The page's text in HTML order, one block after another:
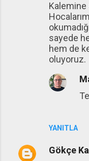
Kalemine
sayede
hem de
oluyoruz.
YANITLA
Gökçe